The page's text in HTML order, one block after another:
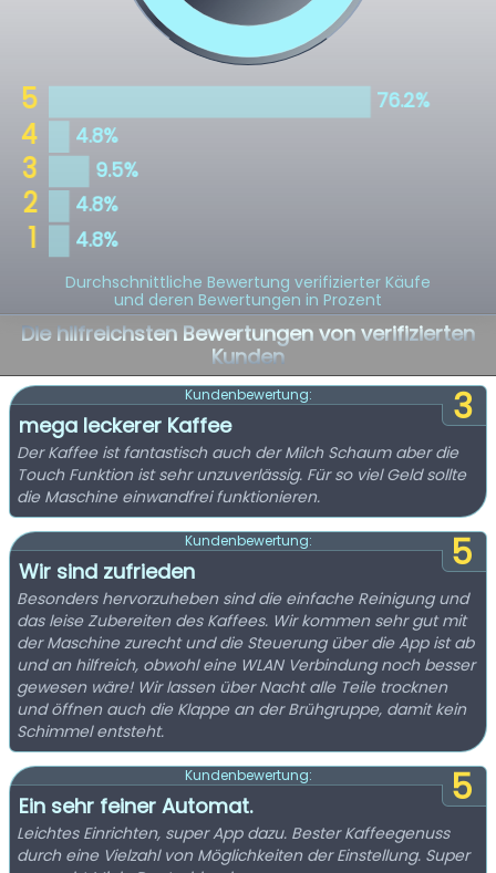
Durchschnittliche Bewertung verifizierter Käufe
und deren Bewertungen in Prozent
Die hilfreichsten Bewertungen von verifizierten
Kunden
3
Kundenbewertung:
mega leckerer Kaffee
Der Kaffee ist fantastisch auch der Milch Schaum aber die
Touch Funktion ist sehr unzuverlässig. Für so viel Geld sollte
die Maschine einwandfrei funktionieren.
5
Kundenbewertung:
Wir sind zufrieden
Besonders hervorzuheben sind die einfache Reinigung und
das leise Zubereiten des Kaffees. Wir kommen sehr gut mit
der Maschine zurecht und die Steuerung über die App ist ab
und an hilfreich, obwohl eine WLAN Verbindung noch besser
gewesen wäre! Wir lassen über Nacht alle Teile trocknen
und öffnen auch die Klappe an der Brühgruppe, damit kein
Schimmel entsteht.
5
Kundenbewertung:
Ein sehr feiner Automat.
Leichtes Einrichten, super App dazu. Bester Kaffeegenuss
durch eine Vielzahl von Möglichkeiten der Einstellung. Super